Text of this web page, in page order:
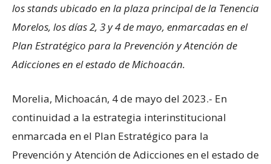
los stands ubicado en la plaza principal de la Tenencia
Morelos, los días 2, 3 y 4 de mayo, enmarcadas en el
Plan Estratégico para la Prevención y Atención de
Adicciones en el estado de Michoacán.
Morelia, Michoacán, 4 de mayo del 2023.- En
continuidad a la estrategia interinstitucional
enmarcada en el Plan Estratégico para la
Prevención y Atención de Adicciones en el estado de